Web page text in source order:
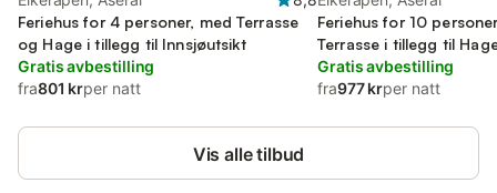
Feriehus for 4 personer, med Terrasse
og Hage i tillegg til Innsjøutsikt
Gratis avbestilling
fra801 krper natt
Feriehus for 10
Terrasse i tillegg til
Gratis avbestilling
fra977 krper natt
Vis alle tilbud